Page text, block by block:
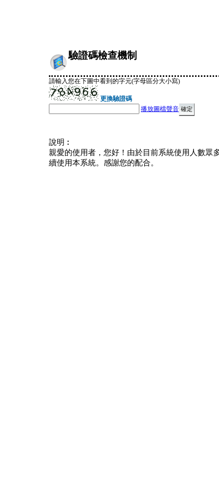
驗證碼檢查機制
請輸入您在下圖中看到的字元(字母區分大小寫)
更換驗證碼
播放圖檔聲音
說明︰
親愛的使用者，您好！由於目前系統使用人數眾
續使用本系統。感謝您的配合。